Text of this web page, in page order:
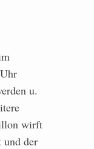
u.
wirft
der